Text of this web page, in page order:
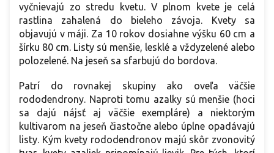
vyčnievajú zo stredu kvetu. V plnom kvete je celá
rastlina zahalená do bieleho závoja. Kvety sa
objavujú v máji. Za 10 rokov dosiahne výšku 60 cm a
šírku 80 cm. Listy sú menšie, lesklé a vždyzelené alebo
polozelené. Na jeseň sa sfarbujú do bordova.
Patrí do rovnakej skupiny ako oveľa väčšie
rododendrony. Naproti tomu azalky sú menšie (hoci
sa dajú nájsť aj väčšie exempláre) a niektorým
kultivarom na jeseň čiastočne alebo úplne opadávajú
listy. Kým kvety rododendronov majú skôr zvonovitý